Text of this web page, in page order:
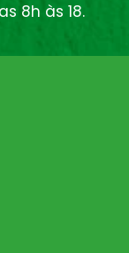
8h às 18.